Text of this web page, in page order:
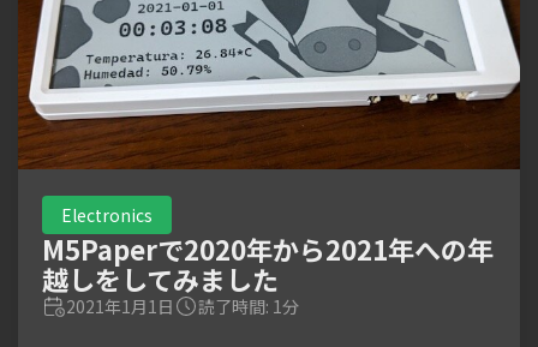
Electronics
M5Paperで2020年から2021年への年
越しをしてみました
2021年1月1日 読了時間: 1分